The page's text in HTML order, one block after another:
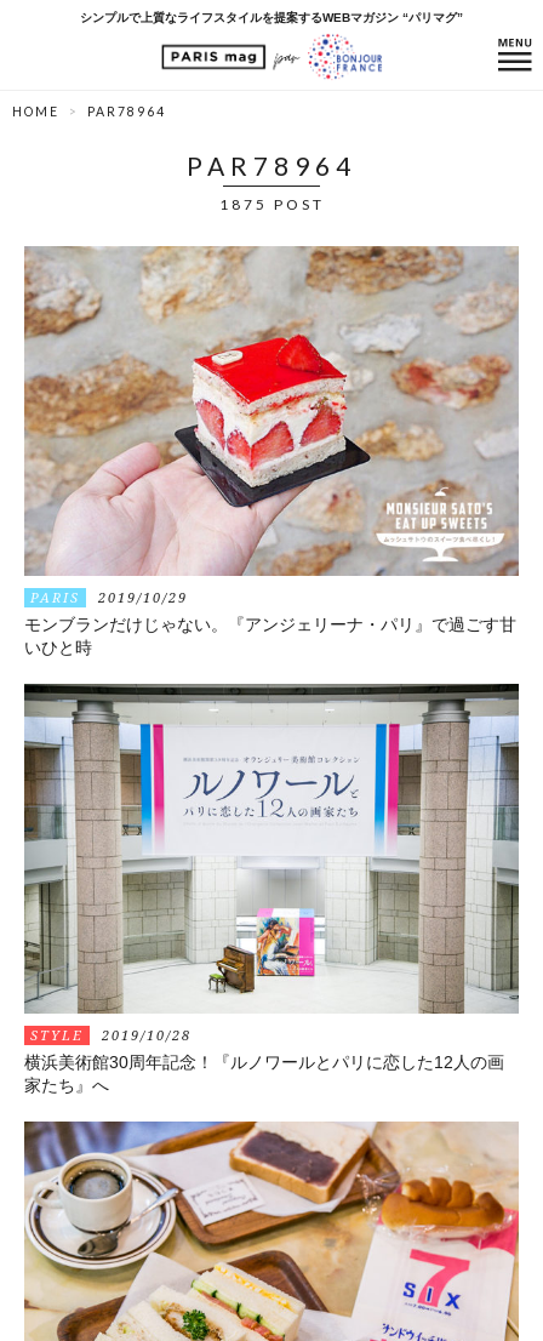
シンプルで上質なライフスタイルを提案するWEBマガジン “パリマグ”
HOME PAR78964
PAR78964
1875 POST
PARIS 2019/10/29
モンブランだけじゃない。『アンジェリーナ・パリ』で過ごす甘
いひと時
STYLE 2019/10/28
横浜美術館30周年記念！『ルノワールとパリに恋した12人の画
家たち』へ